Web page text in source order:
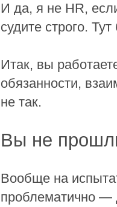
И да, я не HR,
судите строго.
Итак, вы
обязанности,
не так.
Вы не
Вообще на
проблематично —